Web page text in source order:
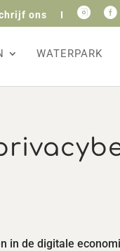
ons I  
WATERPARK
in de digitale